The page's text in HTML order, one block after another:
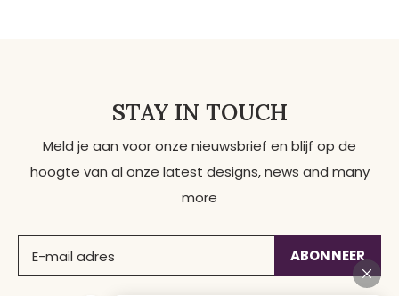
STAY IN TOUCH
Meld je aan voor onze nieuwsbrief en blijf op de
hoogte van al onze latest designs, news and many
more
ABONNEER